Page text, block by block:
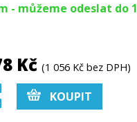
- můžeme odeslat do 1
Kč (1 056 Kč bez DPH)